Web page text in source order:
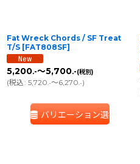
Fat Wreck Chords / SF Treat
T/S [FAT808SF]
5,200.-～5,700.-(税別)
(税込: 5,720.-～6,270.-)
バリエーション選択